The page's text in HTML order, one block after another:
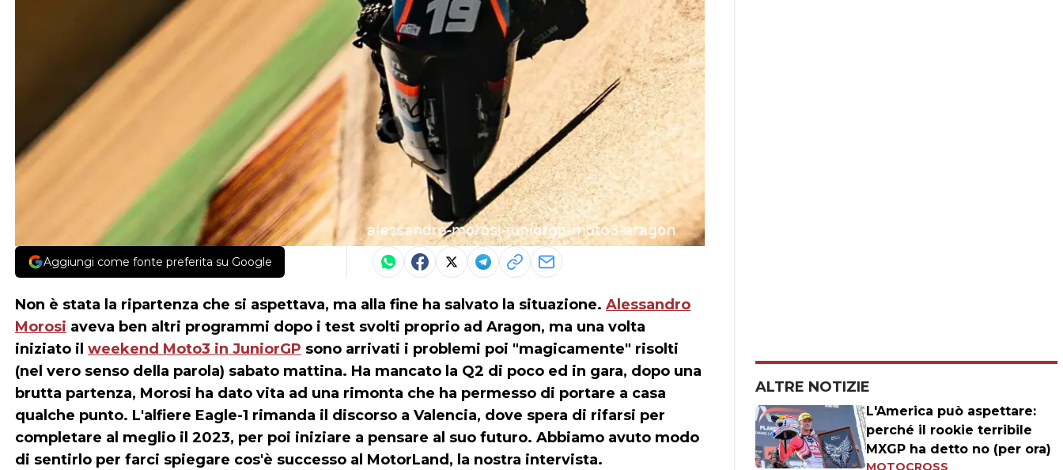
Aggiungi come fonte preferita su Google
Non è stata la ripartenza che si aspettava, ma alla fine ha salvato la situazione. Alessandro
Morosi aveva ben altri programmi dopo i test svolti proprio ad Aragon, ma una volta
iniziato il weekend Moto3 in JuniorGP sono arrivati i problemi poi "magicamente" risolti
(nel vero senso della parola) sabato mattina. Ha mancato la Q2 di poco ed in gara, dopo una
brutta partenza, Morosi ha dato vita ad una rimonta che ha permesso di portare a casa
qualche punto. L'alfiere Eagle-1 rimanda il discorso a Valencia, dove spera di rifarsi per
completare al meglio il 2023, per poi iniziare a pensare al suo futuro. Abbiamo avuto modo
di sentirlo per farci spiegare cos'è successo al MotorLand, la nostra intervista.
ALTRE NOTIZIE
L'America può aspettare:
perché il rookie terribile
MXGP ha detto no (per ora)
MOTOCROSS